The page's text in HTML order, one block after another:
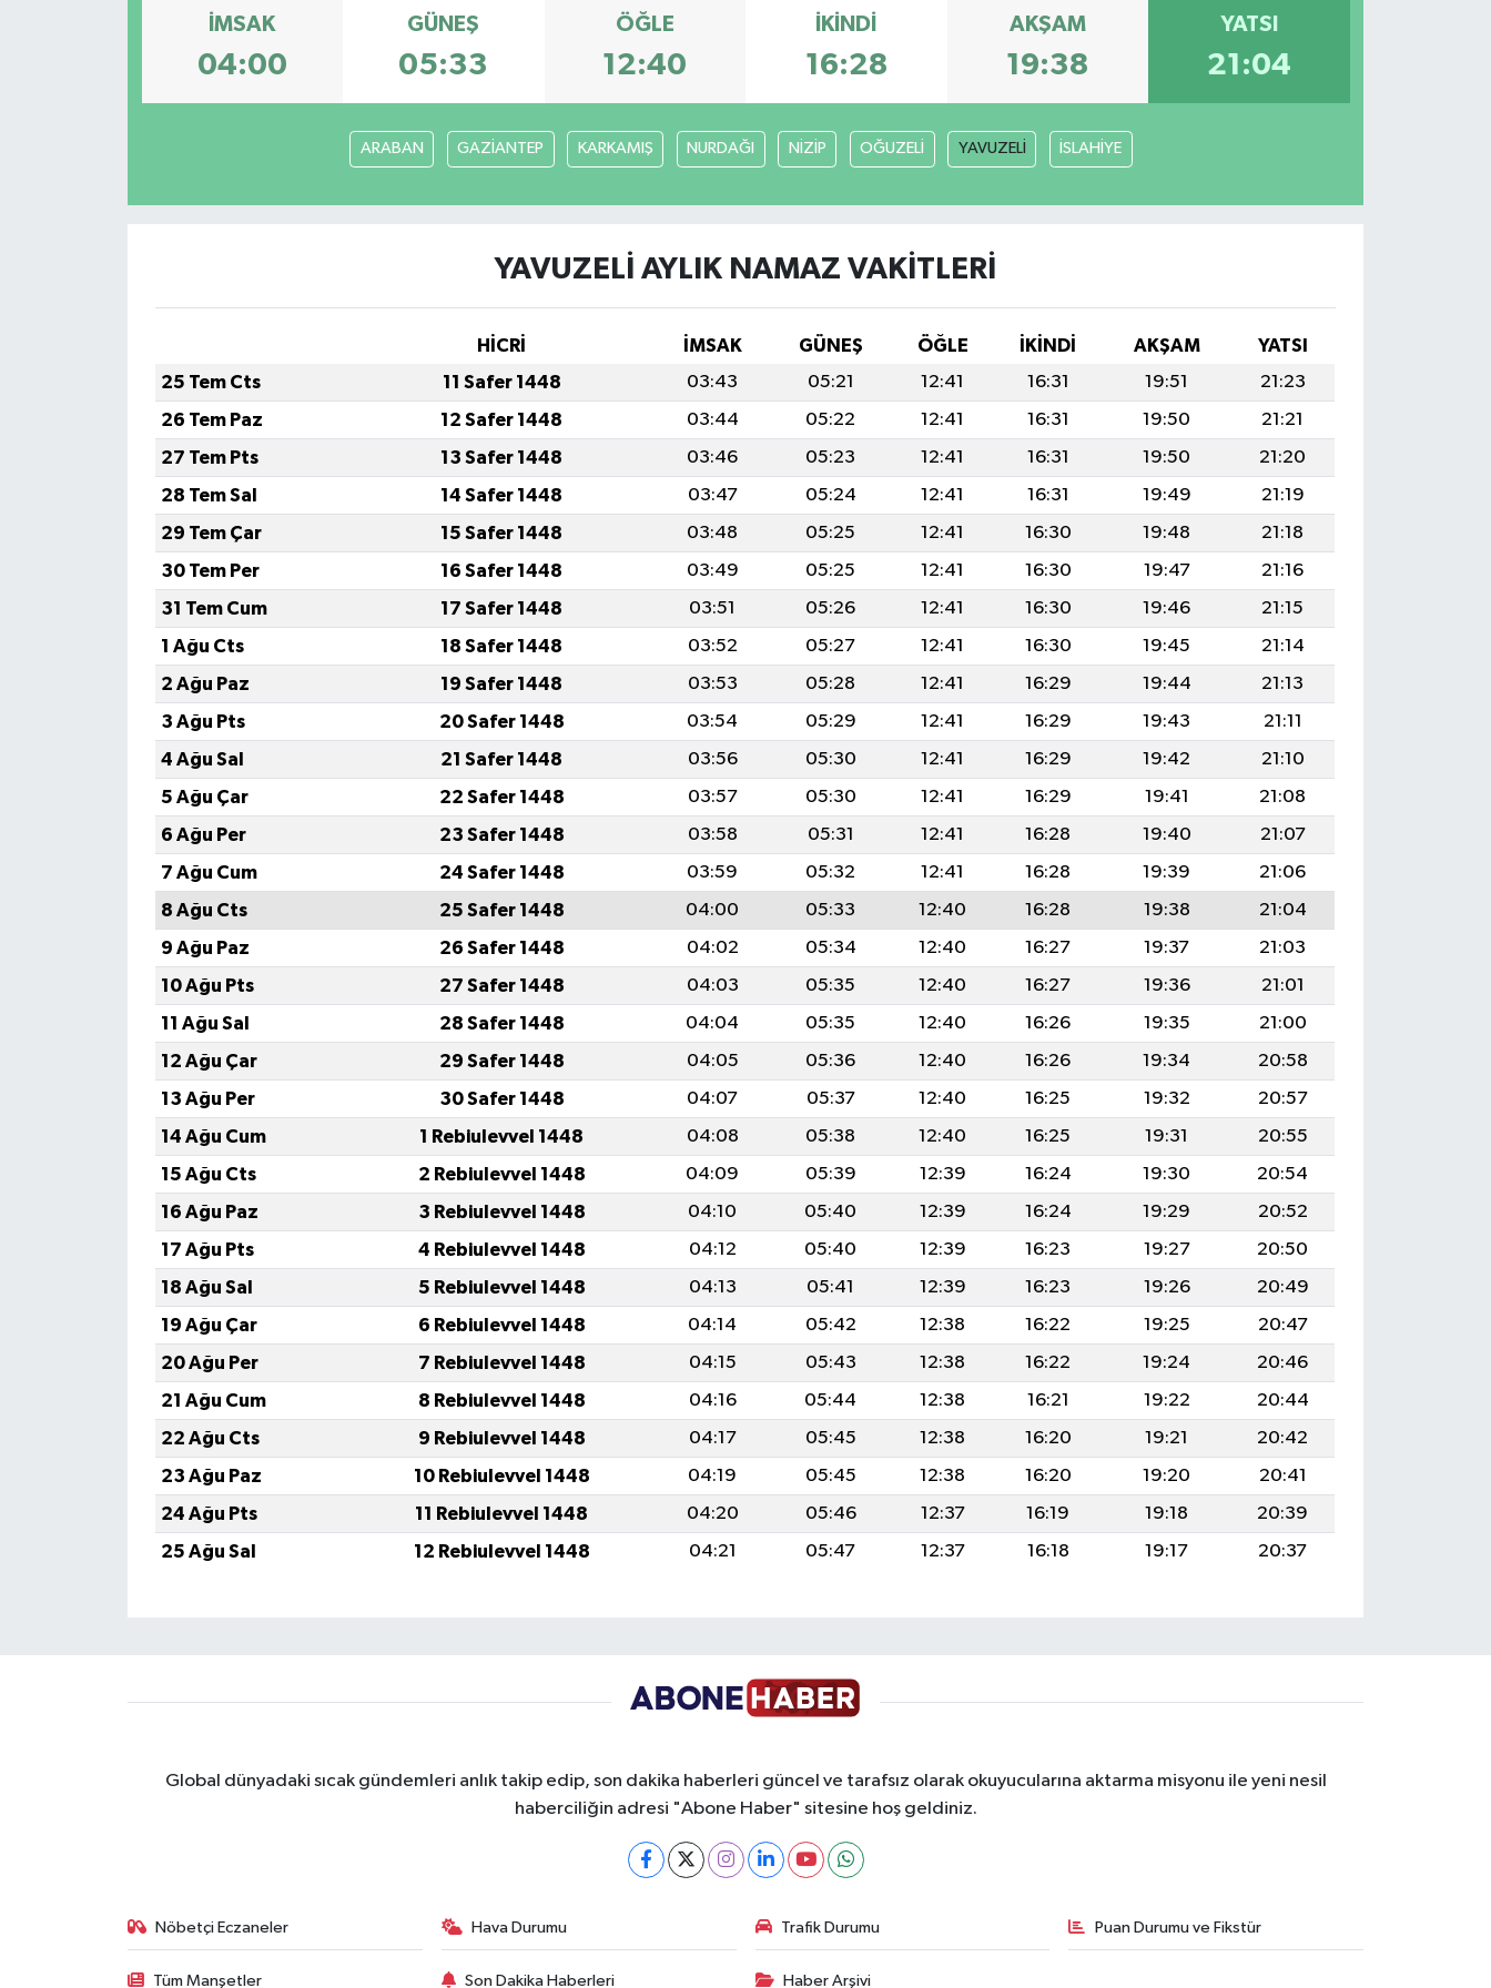
İMSAK
04:00
GÜNEŞ
05:33
ÖĞLE
12:40
İKINDI
16:28
AKŞAM
19:38
YATSI
21:04
ARABAN GAZİANTEP KARKAMIŞ NURDAĞI NİZİP OĞUZELİ YAVUZELİ İSLAHİYE
YAVUZELİ AYLIK NAMAZ VAKITLERI
HİCRİ İMSAK GÜNEŞ ÖĞLE İKINDI AKŞAM
YATSI
25 Tem Cts
11 Safer 1448 03:43 05:21 12:41 16:31 19:51
21:23
26 Tem Paz
12 Safer 1448 03:44 05:22 12:41 16:31 19:50
21:21
27 Tem Pts
13 Safer 1448 03:46 05:23 12:41 16:31 19:50
21:20
28 Tem Sal
14 Safer 1448 03:47 05:24 12:41 16:31 19:49
21:19
29 Tem Çar
15 Safer 1448 03:48 05:25 12:41 16:30 19:48
21:18
30 Tem Per
16 Safer 1448 03:49 05:25 12:41 16:30 19:47
21:16
31 Tem Cum
17 Safer 1448 03:51 05:26 12:41 16:30 19:46
21:15
1 Ağu Cts
18 Safer 1448 03:52 05:27 12:41 16:30 19:45
21:14
2 Ağu Paz
19 Safer 1448 03:53 05:28 12:41 16:29 19:44
21:13
3 Ağu Pts
20 Safer 1448 03:54 05:29 12:41 16:29 19:43
21:11
4 Ağu Sal
21 Safer 1448 03:56 05:30 12:41 16:29 19:42
21:10
5 Ağu Çar
22 Safer 1448 03:57 05:30 12:41 16:29 19:41
21:08
6 Ağu Per
23 Safer 1448 03:58 05:31 12:41 16:28 19:40
21:07
7 Ağu Cum
24 Safer 1448 03:59 05:32 12:41 16:28 19:39
21:06
8 Ağu Cts
25 Safer 1448 04:00 05:33 12:40 16:28 19:38
21:04
9 Ağu Paz
26 Safer 1448 04:02 05:34 12:40 16:27 19:37
21:03
10 Ağu Pts
27 Safer 1448 04:03 05:35 12:40 16:27 19:36
21:01
11 Ağu Sal
28 Safer 1448 04:04 05:35 12:40 16:26 19:35
21:00
12 Ağu Çar
29 Safer 1448 04:05 05:36 12:40 16:26 19:34
20:58
13 Ağu Per
30 Safer 1448 04:07 05:37 12:40 16:25 19:32
20:57
14 Ağu Cum
1 Rebiulevvel 1448 04:08 05:38 12:40 16:25 19:31
20:55
15 Ağu Cts
2 Rebiulevvel 1448 04:09 05:39 12:39 16:24 19:30
20:54
16 Ağu Paz
3 Rebiulevvel 1448 04:10 05:40 12:39 16:24 19:29
20:52
17 Ağu Pts
4 Rebiulevvel 1448 04:12 05:40 12:39 16:23 19:27
20:50
18 Ağu Sal
5 Rebiulevvel 1448 04:13 05:41 12:39 16:23 19:26
20:49
19 Ağu Çar
6 Rebiulevvel 1448 04:14 05:42 12:38 16:22 19:25
20:47
20 Ağu Per
7 Rebiulevvel 1448 04:15 05:43 12:38 16:22 19:24
20:46
21 Ağu Cum
8 Rebiulevvel 1448 04:16 05:44 12:38 16:21 19:22
20:44
22 Ağu Cts
9 Rebiulevvel 1448 04:17 05:45 12:38 16:20 19:21
20:42
23 Ağu Paz
10 Rebiulevvel 1448 04:19 05:45 12:38 16:20 19:20
20:41
24 Ağu Pts
11 Rebiulevvel 1448 04:20 05:46 12:37 16:19 19:18
20:39
25 Ağu Sal
12 Rebiulevvel 1448 04:21 05:47 12:37 16:18 19:17 20:37
Global dünyadaki sıcak gündemleri anlık takip edip, son dakika haberleri güncel ve tarafsız olarak okuyucularına aktarma misyonu ile yeni nesil
haberciliğin adresi "Abone Haber" sitesine hoş geldiniz.
Nöbetçi Eczaneler Hava Durumu Trafik Durumu Puan Durumu ve Fikstür
Tüm Manşetler Son Dakika Haberleri Haber Arşivi
Haberde İnsan
AboneHaber Özel